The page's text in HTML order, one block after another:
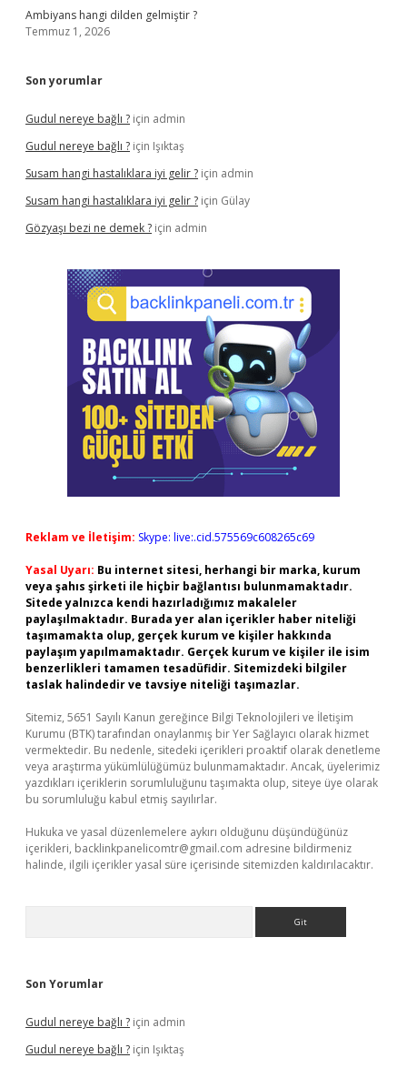
Ambiyans hangi dilden gelmiştir ?
Temmuz 1, 2026
Son yorumlar
Gudul nereye bağlı ? için admin
Gudul nereye bağlı ? için Işıktaş
Susam hangi hastalıklara iyi gelir ? için admin
Susam hangi hastalıklara iyi gelir ? için Gülay
Gözyaşı bezi ne demek ? için admin
Reklam ve İletişim: Skype: live:.cid.575569c608265c69
Yasal Uyarı: Bu internet sitesi, herhangi bir marka, kurum
veya şahıs şirketi ile hiçbir bağlantısı bulunmamaktadır.
Sitede yalnızca kendi hazırladığımız makaleler
paylaşılmaktadır. Burada yer alan içerikler haber niteliği
taşımamakta olup, gerçek kurum ve kişiler hakkında
paylaşım yapılmamaktadır. Gerçek kurum ve kişiler ile isim
benzerlikleri tamamen tesadüfidir. Sitemizdeki bilgiler
taslak halindedir ve tavsiye niteliği taşımazlar.
Sitemiz, 5651 Sayılı Kanun gereğince Bilgi Teknolojileri ve İletişim
Kurumu (BTK) tarafından onaylanmış bir Yer Sağlayıcı olarak hizmet
vermektedir. Bu nedenle, sitedeki içerikleri proaktif olarak denetleme
veya araştırma yükümlülüğümüz bulunmamaktadır. Ancak, üyelerimiz
yazdıkları içeriklerin sorumluluğunu taşımakta olup, siteye üye olarak
bu sorumluluğu kabul etmiş sayılırlar.
Hukuka ve yasal düzenlemelere aykırı olduğunu düşündüğünüz
içerikleri, backlinkpanelicomtr@gmail.com adresine bildirmeniz
halinde, ilgili içerikler yasal süre içerisinde sitemizden kaldırılacaktır.
Son Yorumlar
Gudul nereye bağlı ? için admin
Gudul nereye bağlı ? için Işıktaş